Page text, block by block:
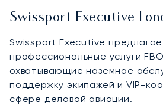
Swissport Executive
Swissport Executive
профессиональные услуги
охватывающие наземное
поддержку экипажей и VIP-
сфере деловой авиации.